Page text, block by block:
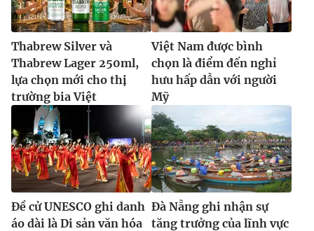
Thabrew Silver và
Thabrew Lager 250ml,
lựa chọn mới cho thị
trường bia Việt
Việt Nam được bình
chọn là điểm đến nghỉ
hưu hấp dẫn với người
Mỹ
Đề cử UNESCO ghi danh
áo dài là Di sản văn hóa
Đà Nẵng ghi nhận sự
tăng trưởng của lĩnh vực